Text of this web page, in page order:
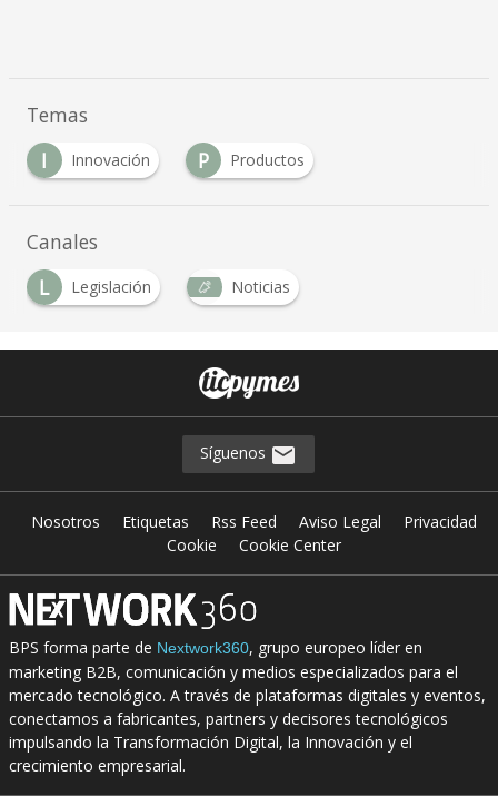
Temas
I
Innovación P Productos
Canales
L
Legislación Noticias
Síguenos
Nosotros Etiquetas Rss Feed Aviso Legal
Privacidad
Cookie
Cookie Center
BPS forma parte de Nextwork360, grupo europeo líder en
marketing B2B, comunicación y medios especializados para el
mercado tecnológico. A través de plataformas digitales y eventos,
conectamos a fabricantes, partners y decisores tecnológicos
impulsando la Transformación Digital, la Innovación y el
crecimiento empresarial.